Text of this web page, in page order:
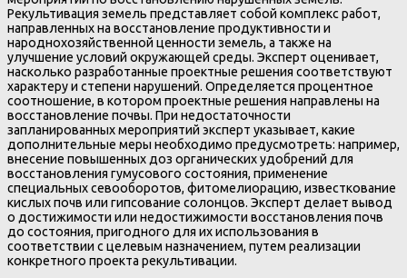
Рекультивация земель представляет собой комплекс работ,
направленных на восстановление продуктивности и
народнохозяйственной ценности земель, а также на
улучшение условий окружающей среды. Эксперт оценивает,
насколько разработанные проектные решения соответствуют
характеру и степени нарушений. Определяется процентное
соотношение, в котором проектные решения направлены на
восстановление почвы. При недостаточности
запланированных мероприятий эксперт указывает, какие
дополнительные меры необходимо предусмотреть: например,
внесение повышенных доз органических удобрений для
восстановления гумусового состояния, применение
специальных севооборотов, фитомелиорацию, известкование
кислых почв или гипсование солонцов. Эксперт делает вывод
о достижимости или недостижимости восстановления почв
до состояния, пригодного для их использования в
соответствии с целевым назначением, путем реализации
конкретного проекта рекультивации.